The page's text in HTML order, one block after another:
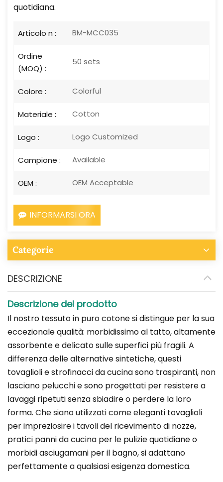
quotidiana.
Articolo n : BM-MCC035
Ordine
(MOQ) :
50 sets
Colore : Colorful
Materiale : Cotton
Logo : Logo Customized
Campione : Available
OEM : OEM Acceptable
INFORMARSI ORA
Categorie
DESCRIZIONE
Descrizione del prodotto
Il nostro tessuto in puro cotone si distingue per la sua
eccezionale qualità: morbidissimo al tatto, altamente
assorbente e delicato sulle superfici più fragili. A
differenza delle alternative sintetiche, questi
tovaglioli e strofinacci da cucina sono traspiranti, non
lasciano pelucchi e sono progettati per resistere a
lavaggi ripetuti senza sbiadire o perdere la loro
forma. Che siano utilizzati come eleganti tovaglioli
per impreziosire i tavoli del ricevimento di nozze,
pratici panni da cucina per le pulizie quotidiane o
morbidi asciugamani per il bagno, si adattano
perfettamente a qualsiasi esigenza domestica.